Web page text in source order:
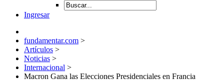
Ingresar
fundamentar.com >
Artículos >
Noticias >
Internacional >
Macron Gana las Elecciones Presidenciales en Francia